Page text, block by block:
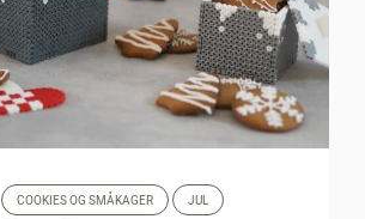
COOKIES OG SMÅKAGER JUL